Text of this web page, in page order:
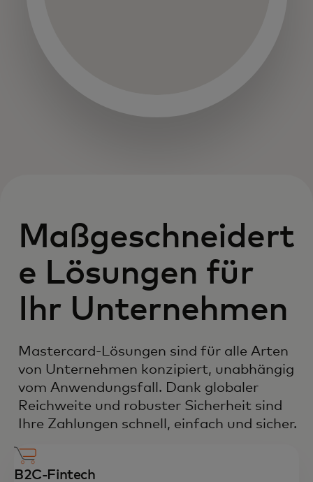
Maßgeschneidert
e Lösungen für
Ihr Unternehmen
Mastercard-Lösungen sind für alle Arten
von Unternehmen konzipiert, unabhängig
vom Anwendungsfall. Dank globaler
Reichweite und robuster Sicherheit sind
Ihre Zahlungen schnell, einfach und sicher.
B2C-Fintech